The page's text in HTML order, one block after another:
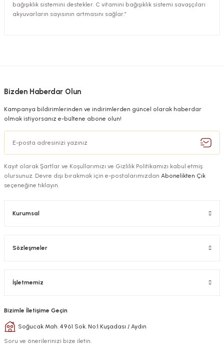
bağışıklık sistemini destekler. C vitamini bağışıklık sistemi savaşçıları
akyuvarların sayısının artmasını sağlar.”
Bizden Haberdar Olun
Kampanya bildirimlerinden ve indirimlerden güncel olarak haberdar
olmak istiyorsanız e-bültene abone olun!
Kayıt olarak Şartlar ve Koşullarımızı ve Gizlilik Politikamızı kabul etmiş
olursunuz. Devre dışı bırakmak için e-postalarımızdan Abonelikten Çık
seçeneğine tıklayın.
Kurumsal
Sözleşmeler
İşletmemiz
Bizimle İletişime Geçin
Soğucak Mah. 4961 Sok. No:1 Kuşadası / Aydın
Soru ve önerilerinizi bize iletin.